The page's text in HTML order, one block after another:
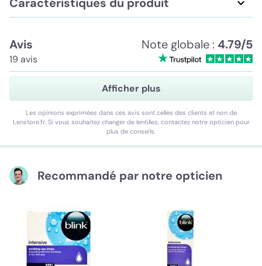
Avis
19 avis
Note globale : 4.79/5
Afficher plus
Les opinions exprimées dans ces avis sont celles des clients et non de
Lenstore.fr. Si vous souhaitez changer de lentilles, contactez notre opticien pour
plus de conseils.
Recommandé par notre opticien